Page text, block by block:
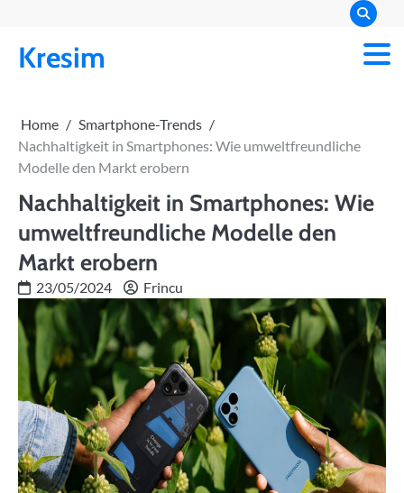
content
Kresim
Home
Smartphone-Trends
Nachhaltigkeit in Smartphones: Wie umweltfreundliche
Modelle den Markt erobern
Nachhaltigkeit in Smartphones: Wie
umweltfreundliche Modelle den
Markt erobern
23/05/2024 Frincu